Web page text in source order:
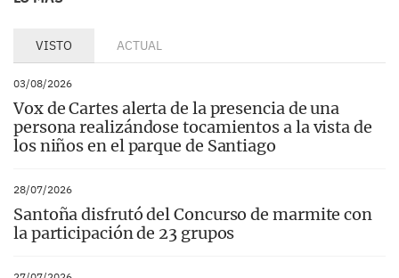
VISTO ACTUAL
03/08/2026
Vox de Cartes alerta de la presencia de una
persona realizándose tocamientos a la vista de
los niños en el parque de Santiago
28/07/2026
Santoña disfrutó del Concurso de marmite con
la participación de 23 grupos